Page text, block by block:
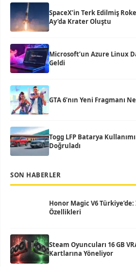
SpaceX’in Terk Edilmiş
Ay’da Krater Oluştu
Microsoft’un Azure Linux
Geldi
GTA 6’nın Yeni Fragmanı
Togg LFP Batarya
Doğruladı
SON HABERLER
Honor Magic V6 Türkiye’de:
Özellikleri
Steam Oyuncuları 16 GB
Kartlarına Yöneliyor